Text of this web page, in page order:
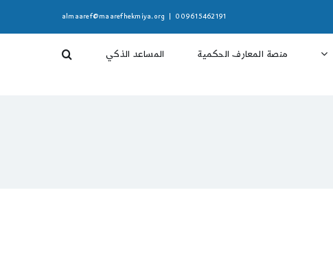
009615462191
almaaref@maarefhekmiya.org
منصة المعارف الحكمية المساعد الذكي